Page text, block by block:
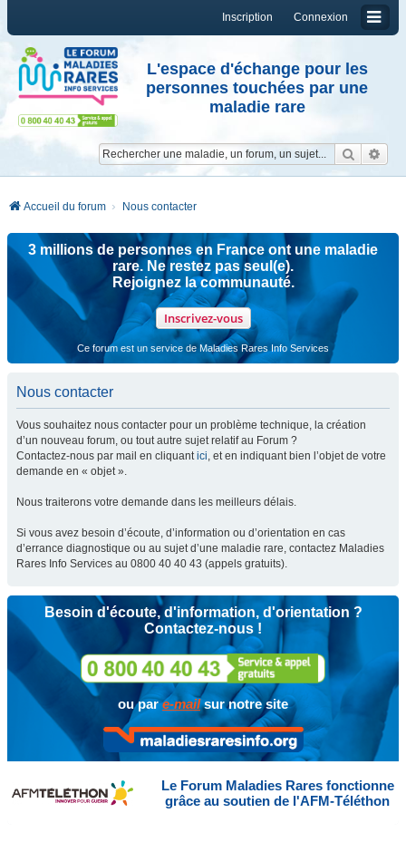
Connexion
Inscription
L'espace d'échange pour les
personnes touchées par une
maladie rare
Accueil du forum Nous contacter
3 millions de personnes en France ont une maladie
rare. Ne restez pas seul(e).
Rejoignez la communauté.
Inscrivez-vous
Ce forum est un service de Maladies Rares Info Services
Nous contacter
Vous souhaitez nous contacter pour un problème technique, la création
d’un nouveau forum, ou tout autre sujet relatif au Forum ?
Contactez-nous par mail en cliquantici, et en indiquant bien l’objet de votre
demande en « objet ».
Nous traiterons votre demande dans les meilleurs délais.
Si vous avez besoin d’écoute, d’information ou d’orientation en cas
d’errance diagnostique ou au sujet d’une maladie rare, contactez Maladies
Rares Info Services au 0800 40 40 43 (appels gratuits).
Besoin d'écoute, d'information, d'orientation ?
Contactez-nous !
ou pare-mailsur notre site
Le Forum Maladies Rares fonctionne
grâce au soutien de l'AFM-Téléthon